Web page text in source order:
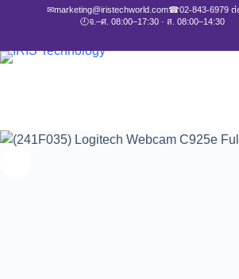
✉marketing@iristechworld.com☎02-843-6979 ต่
🕘จ.–ศ. 08:00–17:30 · ส. 08:00–14:30